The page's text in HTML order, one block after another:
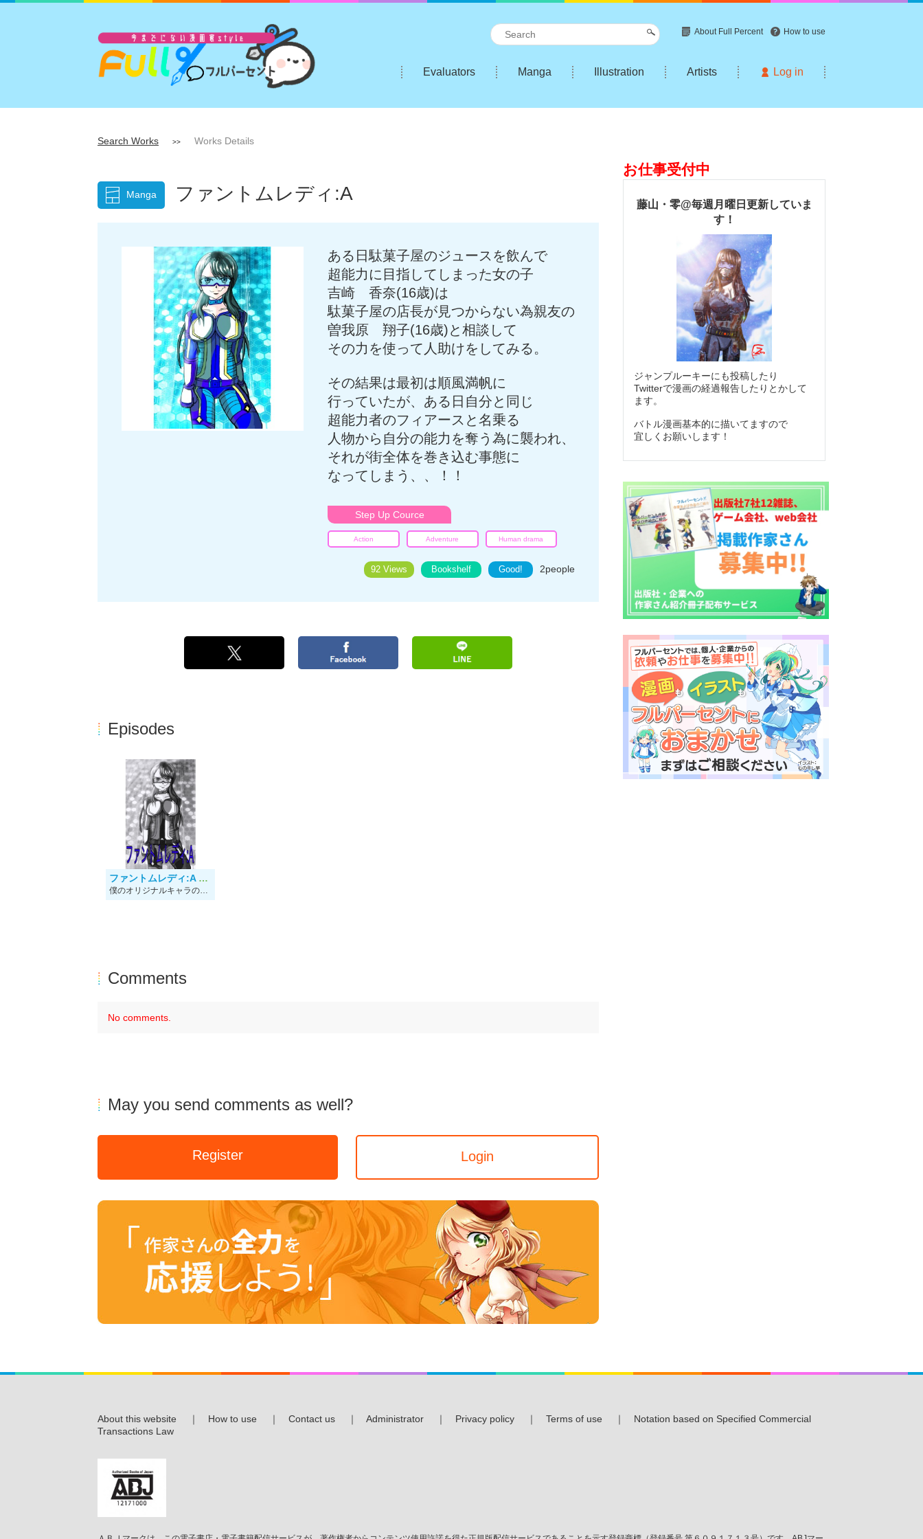
About Full Percent How to use
Evaluators Manga Illustration Artists Log in
Search Works >> Works Details
Manga ファントムレディ:A
ある日駄菓子屋のジュースを飲んで
超能力に目指してしまった女の子
吉崎 香奈(16歳)は
駄菓子屋の店長が見つからない為親友の
曽我原 翔子(16歳)と相談して
その力を使って人助けをしてみる。
その結果は最初は順風満帆に
行っていたが、ある日自分と同じ
超能力者のフィアースと名乗る
人物から自分の能力を奪う為に襲われ、
それが街全体を巻き込む事態に
なってしまう、、！！
Step Up Cource
Action Adventure Human drama
Good! 2people
Bookshelf
92 Views
Episodes
ファントムレディ:A 1話
僕のオリジナルキャラの中で 一番の推しキャラ「ファントムレディ」の最初の物語です！ ここから色々な展開に持って行くつもりですので もしよろしかったら読んでみてください！
Comments
No comments.
May you send comments as well?
Register Login
お仕事受付中
藤山・零@毎週月曜日更新していま
す！
ジャンプルーキーにも投稿したり
Twitterで漫画の経過報告したりとかして
ます。
バトル漫画基本的に描いてますので
宜しくお願いします！
About this website ｜ How to use ｜ Contact us ｜ Administrator ｜ Privacy policy ｜ Terms of use ｜ Notation based on Specified Commercial
Transactions Law